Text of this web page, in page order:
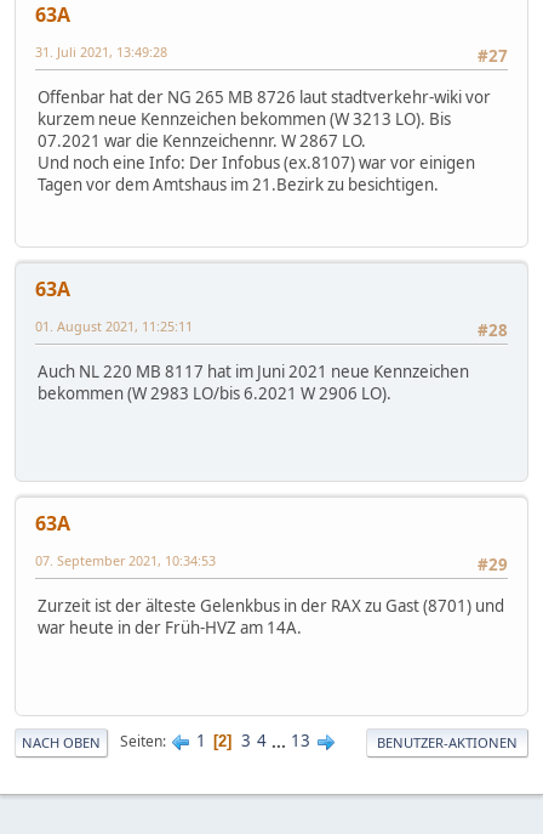
63A
#27
31. Juli 2021, 13:49:28
Offenbar hat der NG 265 MB 8726 laut stadtverkehr-wiki vor
kurzem neue Kennzeichen bekommen (W 3213 LO). Bis
07.2021 war die Kennzeichennr. W 2867 LO.
Und noch eine Info: Der Infobus (ex.8107) war vor einigen
Tagen vor dem Amtshaus im 21.Bezirk zu besichtigen.
63A
#28
01. August 2021, 11:25:11
Auch NL 220 MB 8117 hat im Juni 2021 neue Kennzeichen
bekommen (W 2983 LO/bis 6.2021 W 2906 LO).
63A
#29
07. September 2021, 10:34:53
Zurzeit ist der älteste Gelenkbus in der RAX zu Gast (8701) und
war heute in der Früh-HVZ am 14A.
NACH OBEN Seiten 1 2 3 4 ... 13 BENUTZER-AKTIONEN